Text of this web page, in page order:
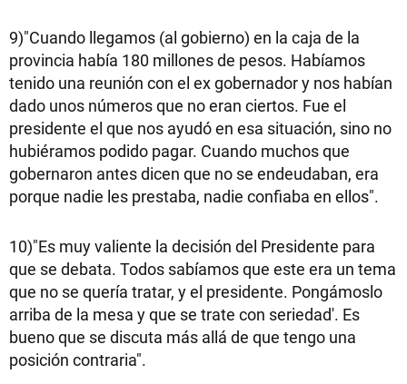
9)"Cuando llegamos (al gobierno) en la caja de la
provincia había 180 millones de pesos. Habíamos
tenido una reunión con el ex gobernador y nos habían
dado unos números que no eran ciertos. Fue el
presidente el que nos ayudó en esa situación, sino no
hubiéramos podido pagar. Cuando muchos que
gobernaron antes dicen que no se endeudaban, era
porque nadie les prestaba, nadie confiaba en ellos".
10)"Es muy valiente la decisión del Presidente para
que se debata. Todos sabíamos que este era un tema
que no se quería tratar, y el presidente. Pongámoslo
arriba de la mesa y que se trate con seriedad'. Es
bueno que se discuta más allá de que tengo una
posición contraria".